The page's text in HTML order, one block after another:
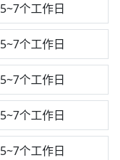
5~7个工作日
5~7个工作日
5~7个工作日
5~7个工作日
5~7个工作日